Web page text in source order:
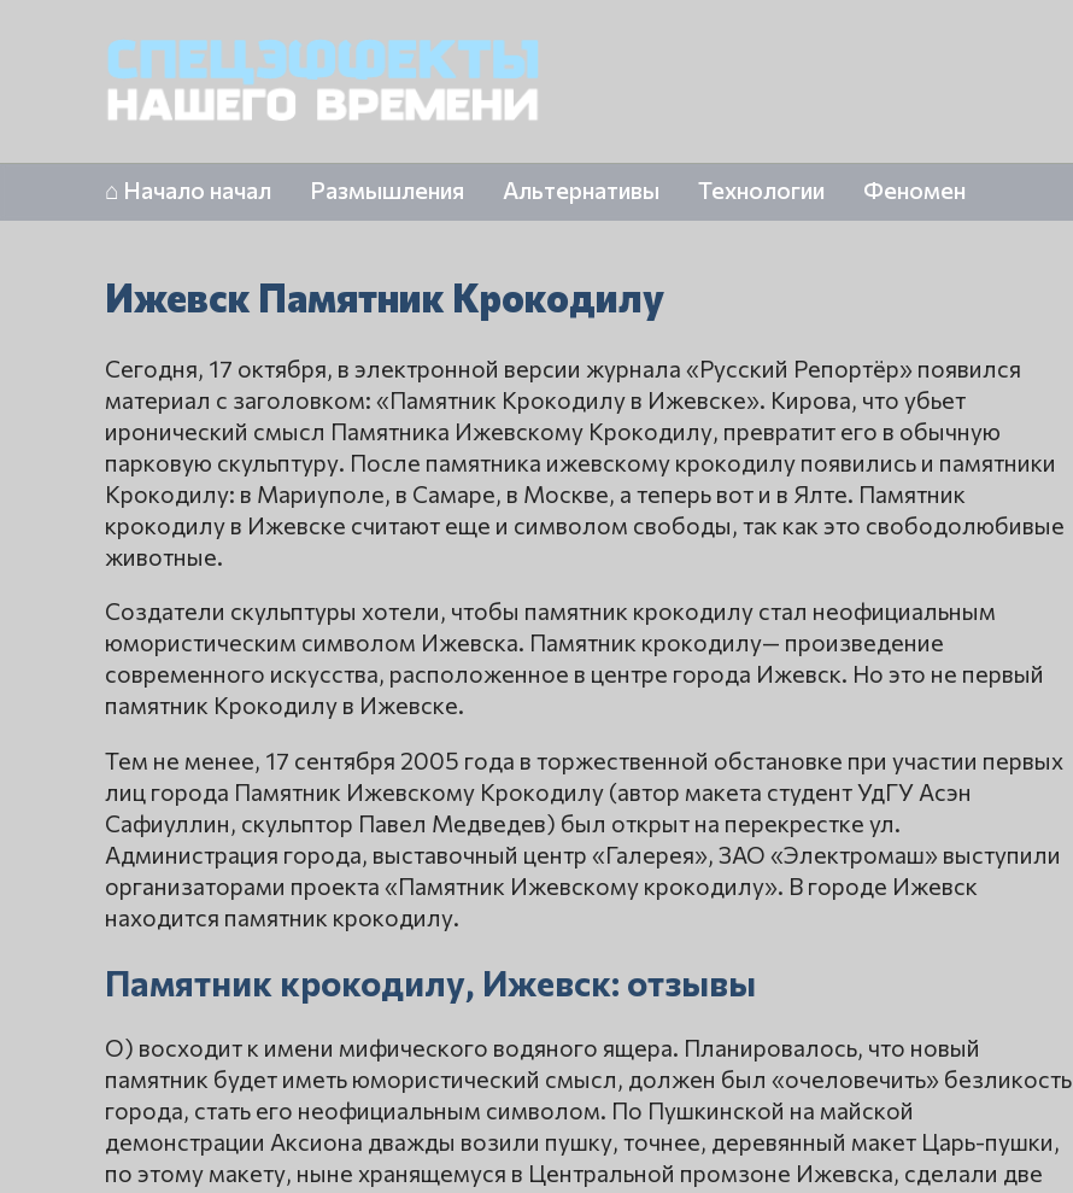
⌂ Начало начал Размышления Альтернативы Технологии Феномен
Ижевск Памятник Крокодилу
Сегодня, 17 октября, в электронной версии журнала «Русский Репортёр» появился
материал с заголовком: «Памятник Крокодилу в Ижевске». Кирова, что убьет
иронический смысл Памятника Ижевскому Крокодилу, превратит его в обычную
парковую скульптуру. После памятника ижевскому крокодилу появились и памятники
Крокодилу: в Мариуполе, в Самаре, в Москве, а теперь вот и в Ялте. Памятник
крокодилу в Ижевске считают еще и символом свободы, так как это свободолюбивые
животные.
Создатели скульптуры хотели, чтобы памятник крокодилу стал неофициальным
юмористическим символом Ижевска. Памятник крокодилу— произведение
современного искусства, расположенное в центре города Ижевск. Но это не первый
памятник Крокодилу в Ижевске.
Тем не менее, 17 сентября 2005 года в торжественной обстановке при участии первых
лиц города Памятник Ижевскому Крокодилу (автор макета студент УдГУ Асэн
Сафиуллин, скульптор Павел Медведев) был открыт на перекрестке ул.
Администрация города, выставочный центр «Галерея», ЗАО «Электромаш» выступили
организаторами проекта «Памятник Ижевскому крокодилу». В городе Ижевск
находится памятник крокодилу.
Памятник крокодилу, Ижевск: отзывы
О) восходит к имени мифического водяного ящера. Планировалось, что новый
памятник будет иметь юмористический смысл, должен был «очеловечить» безликость
города, стать его неофициальным символом. По Пушкинской на майской
демонстрации Аксиона дважды возили пушку, точнее, деревянный макет Царь-пушки,
по этому макету, ныне хранящемуся в Центральной промзоне Ижевска, сделали две